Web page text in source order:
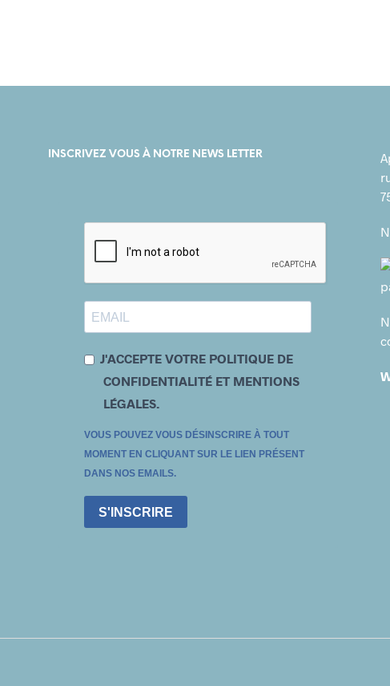
INSCRIVEZ VOUS À NOTRE NEWS LETTER
J'ACCEPTE VOTRE POLITIQUE DE
CONFIDENTIALITÉ ET MENTIONS
LÉGALES.
VOUS POUVEZ VOUS DÉSINSCRIRE À TOUT
MOMENT EN CLIQUANT SUR LE LIEN PRÉSENT
DANS NOS EMAILS.
S'INSCRIRE